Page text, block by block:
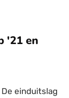
'21 en
De einduitslag